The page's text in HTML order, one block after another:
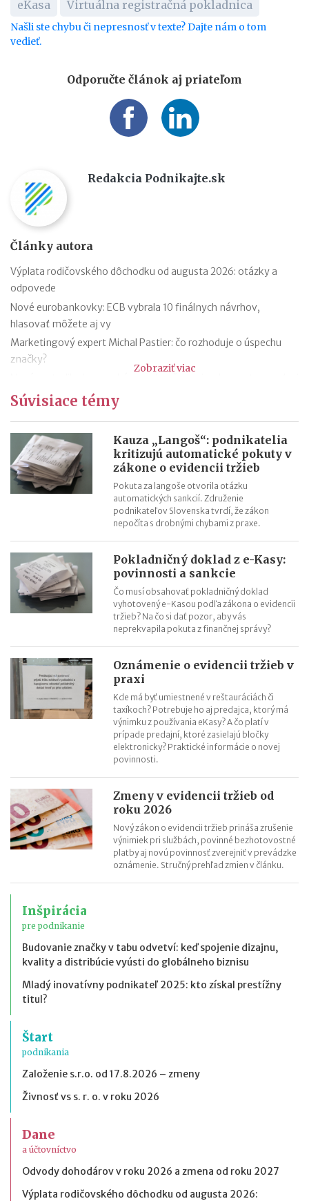
eKasa Virtuálna registračná pokladnica
Našli ste chybu či nepresnosť v texte? Dajte nám o tom
vedieť.
Odporučte článok aj priateľom
Redakcia Podnikajte.sk
Články autora
Výplata rodičovského dôchodku od augusta 2026: otázky a
odpovede
Nové eurobankovky: ECB vybrala 10 finálnych návrhov,
hlasovať môžete aj vy
Marketingový expert Michal Pastier: čo rozhoduje o úspechu
značky?
hodnotení pracovných miest
Kontroly odpočtu DPH pri autách na podnikanie
Kontroly influencerov a tvorcov digitálneho obsahu: finančná
správa sa zameria na ich príjmy
Zmeny v e-faktúre: štát ju opravuje ešte pred zavedením
VÚB mení podmienky firemných debetných a kreditných kariet
Mýty o dôchodkovej prognóze a riešenie sporných situácií
Kedy vznikajú absolventom škôl povinnosti voči Sociálnej
poisťovni?
Zobraziť viac
Súvisiace témy
Kauza „Langoš“: podnikatelia
kritizujú automatické pokuty v
zákone o evidencii tržieb
Pokuta za langoše otvorila otázku
automatických sankcií. Združenie
podnikateľov Slovenska tvrdí, že zákon
nepočíta s drobnými chybami z praxe.
Pokladničný doklad z e-Kasy:
povinnosti a sankcie
Čo musí obsahovať pokladničný doklad
vyhotovený e-Kasou podľa zákona o evidencii
tržieb? Na čo si dať pozor, aby vás
neprekvapila pokuta z finančnej správy?
Oznámenie o evidencii tržieb v
praxi
Kde má byť umiestnené v reštauráciách či
taxíkoch? Potrebuje ho aj predajca, ktorý má
výnimku z používania eKasy? A čo platí v
prípade predajní, ktoré zasielajú bločky
elektronicky? Praktické informácie o novej
povinnosti.
Zmeny v evidencii tržieb od
roku 2026
Nový zákon o evidencii tržieb prináša zrušenie
výnimiek pri službách, povinné bezhotovostné
platby aj novú povinnosť zverejniť v prevádzke
oznámenie. Stručný prehľad zmien v článku.
Inšpirácia
pre podnikanie
Budovanie značky v tabu odvetví: keď spojenie dizajnu,
kvality a distribúcie vyústi do globálneho biznisu
Mladý inovatívny podnikateľ 2025: kto získal prestížny
titul?
Štart
podnikania
Založenie s.r.o. od 17.8.2026 – zmeny
Živnosť vs s. r. o. v roku 2026
Dane
a účtovníctvo
Odvody dohodárov v roku 2026 a zmena od roku 2027
Výplata rodičovského dôchodku od augusta 2026: